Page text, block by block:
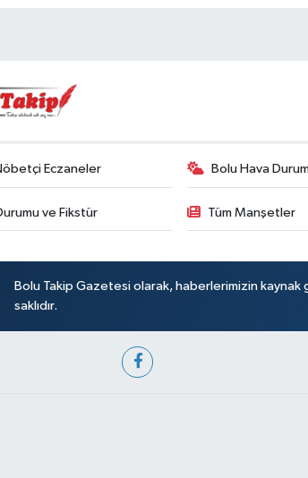
Eczaneler Bolu Hava
ve Fikstür Tüm Manşetler
Bolu Takip Gazetesi olarak, haberlerimizin kaynak
saklıdır.